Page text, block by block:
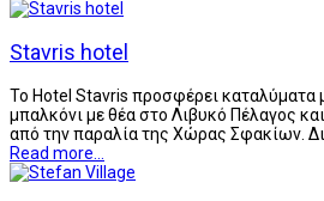
Stavris hotel
Το Hotel Stavris προσφέρει καταλύματα
μπαλκόνι με θέα στο Λιβυκό Πέλαγος
από την παραλία της Χώρας Σφακίων.
Read more...